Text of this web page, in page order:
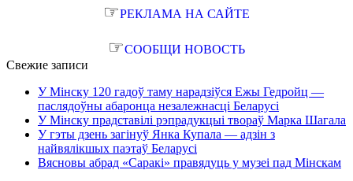
☞РЕКЛАМА НА САЙТЕ
☞СООБЩИ НОВОСТЬ
Свежие записи
У Мінску 120 гадоў таму нарадзіўся Ежы Гедройц —
паслядоўны абаронца незалежнасці Беларусі
У Мінску прадставілі рэпрадукцыі твораў Марка Шагала
У гэты дзень загінуў Янка Купала — адзін з
найвялікшых паэтаў Беларусі
Вясновы абрад «Саракі» правядуць у музеі пад Мінскам